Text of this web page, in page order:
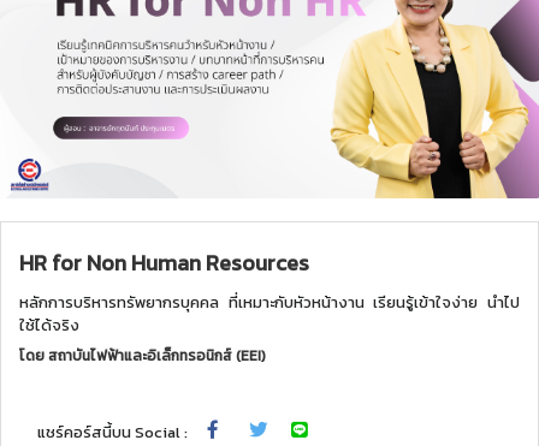
HR for Non Human Resources
หลักการบริหารทรัพยากรบุคคล ที่เหมาะกับหัวหน้างาน เรียนรู้เข้าใจง่าย นำไป
ใช้ได้จริง
โดยสถาบันไฟฟ้าและอิเล็กทรอนิกส์ (EEI)
แชร์คอร์สนี้บน Social :